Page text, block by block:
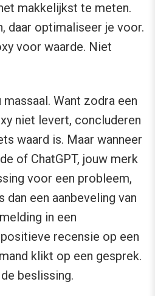
makkelijkst te meten.
daar optimaliseer je voor.
voor waarde. Niet
Want zodra een
niet levert, concluderen
waard is. Maar wanneer
of ChatGPT, jouw merk
voor een probleem,
een aanbeveling van
in een
recensie op een
klikt op een gesprek.
beslissing.